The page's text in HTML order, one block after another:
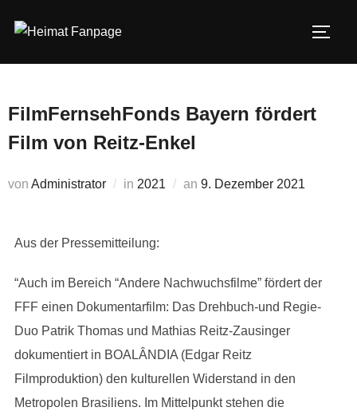
Inhalt
FilmFernsehFonds Bayern fördert
Film von Reitz-Enkel
von Administrator in 2021 an Veröffentlicht
9. Dezember 2021
Aus der Pressemitteilung:
“Auch im Bereich “Andere Nachwuchsfilme” fördert der
FFF einen Dokumentarfilm: Das Drehbuch-und Regie-
Duo Patrik Thomas und Mathias Reitz-Zausinger
dokumentiert in BOALÂNDIA (Edgar Reitz
Filmproduktion) den kulturellen Widerstand in den
Metropolen Brasiliens. Im Mittelpunkt stehen die